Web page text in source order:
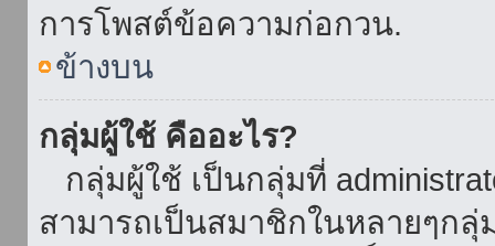
การโพสต์ข้อความก่อกวน.
ข้างบน
กลุ่มผู้ใช้ คืออะไร?
กลุ่มผู้ใช้ เป็นกลุ่มที่
สามารถเป็นสมาชิกในหลายๆก